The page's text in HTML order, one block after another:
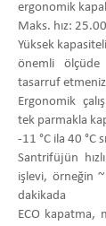
ergonomik
Maks. hız:
Yüksek
önemli ölçüde
tasarruf
Ergonomik
tek parmakla
-11 °C ila 40 °C
Santrifüjün
işlevi, örneğin
dakikada
ECO kapatma,